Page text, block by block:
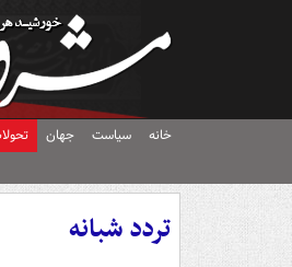
خانه سیاست جهان
تردد شبانه